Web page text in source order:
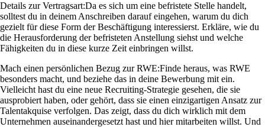
Details zur Vertragsart:Da es sich um eine befristete Stelle handelt,
solltest du in deinem Anschreiben darauf eingehen, warum du dich
gezielt für diese Form der Beschäftigung interessierst. Erkläre, wie du
die Herausforderung der befristeten Anstellung siehst und welche
Fähigkeiten du in diese kurze Zeit einbringen willst.
Mach einen persönlichen Bezug zur RWE:Finde heraus, was RWE
besonders macht, und beziehe das in deine Bewerbung mit ein.
Vielleicht hast du eine neue Recruiting-Strategie gesehen, die sie
ausprobiert haben, oder gehört, dass sie einen einzigartigen Ansatz zur
Talentakquise verfolgen. Das zeigt, dass du dich wirklich mit dem
Unternehmen auseinandergesetzt hast und hier mitarbeiten willst. Und